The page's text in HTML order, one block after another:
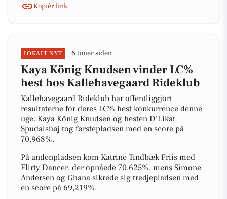
Kopiér link
LOKALT NYT 6 timer siden
Kaya König Knudsen vinder LC%
hest hos Kallehavegaard Rideklub
Kallehavegaard Rideklub har offentliggjort
resultaterne for deres LC% hest konkurrence denne
uge. Kaya König Knudsen og hesten D’Likat
Spudalshøj tog førstepladsen med en score på
70,968%.
På andenpladsen kom Katrine Tindbæk Friis med
Flirty Dancer, der opnåede 70,625%, mens Simone
Andersen og Ghana sikrede sig tredjepladsen med
en score på 69,219%.